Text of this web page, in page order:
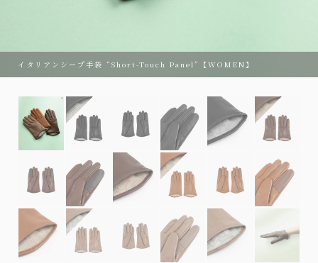
イタリアンシープ手袋 “Short-Touch Panel”【WOMEN】
イタリアンシープ手袋 “Short-Touch Panel”【WOMEN】